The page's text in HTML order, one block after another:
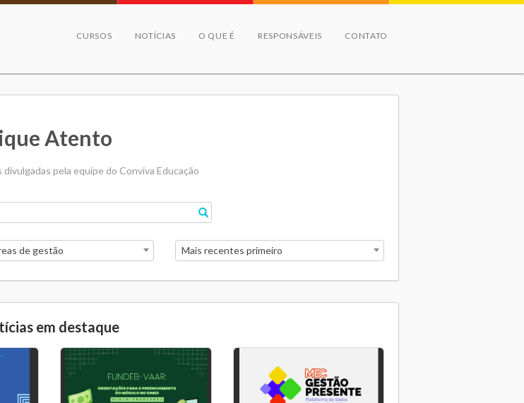
CURSOS NOTÍCIAS O QUE É RESPONSÁVEIS CONTATO
Atento
pela equipe do Conviva Educação
de gestão Mais recentes primeiro
em destaque